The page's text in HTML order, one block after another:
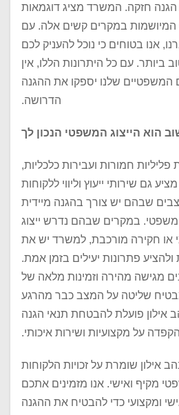
חזקה. המשרד מציג דוגמאות
המיושמות במקרים קשים אלה. עם
אנו בטוחים כי נוכל להעניק לכם
ביותר. עם כל היתרונות הללו, אין
המשפטיים שלנו יספקו את ההגנה
הדרושה.‏
הוא הייצוג המשפטי הנכון לך
פליליות חמורות ועבירות כלכליות,
גם שירותי ייעוץ וליווי ללקוחות
שבהם יש צורך בהגנה מיידית
המשפטי. במקרים שבהם נדרש ייצוג
או חקירה מורכבת, למשרד יש את
פתרונות יעילים בזמן אמת.
מגישה מהירה וזמינות מלאה של
שליטה על המצב כבר מהרגע
אילון פועלת להבטחת תנאי הגנה
על מקצועיות ושירות איכותי.
אילון שומרת על זכויות הלקוחות
מקיף ואישי. אנו מזמינים אתכם
ומקצועי כדי להבטיח את ההגנה